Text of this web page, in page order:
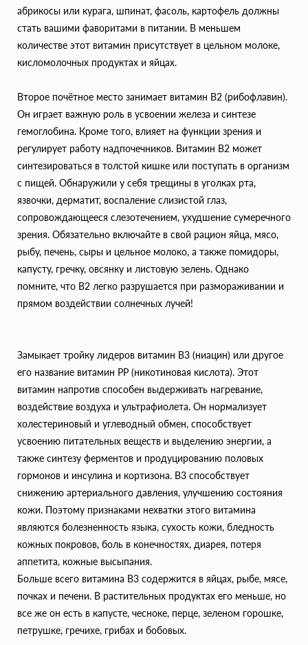
абрикосы или курага, шпинат, фасоль, картофель должны
стать вашими фаворитами в питании. В меньшем
количестве этот витамин присутствует в цельном молоке,
кисломолочных продуктах и яйцах.
Второе почётное место занимает витамин В2 (рибофлавин).
Он играет важную роль в усвоении железа и синтезе
гемоглобина. Кроме того, влияет на функции зрения и
регулирует работу надпочечников. Витамин B2 может
синтезироваться в толстой кишке или поступать в организм
с пищей. Обнаружили у себя трещины в уголках рта,
язвочки, дерматит, воспаление слизистой глаз,
сопровождающееся слезотечением, ухудшение сумеречного
зрения. Обязательно включайте в свой рацион яйца, мясо,
рыбу, печень, сыры и цельное молоко, а также помидоры,
капусту, гречку, овсянку и листовую зелень. Однако
помните, что B2 легко разрушается при размораживании и
прямом воздействии солнечных лучей!
Замыкает тройку лидеров витамин B3 (ниацин) или другое
его название витамин PP (никотиновая кислота). Этот
витамин напротив способен выдерживать нагревание,
воздействие воздуха и ультрафиолета. Он нормализует
холестериновый и углеводный обмен, способствует
усвоению питательных веществ и выделению энергии, а
также синтезу ферментов и продуцированию половых
гормонов и инсулина и кортизона. В3 способствует
снижению артериального давления, улучшению состояния
кожи. Поэтому признаками нехватки этого витамина
являются болезненность языка, сухость кожи, бледность
кожных покровов, боль в конечностях, диарея, потеря
аппетита, кожные высыпания.
Больше всего витамина B3 содержится в яйцах, рыбе, мясе,
почках и печени. В растительных продуктах его меньше, но
все же он есть в капусте, чесноке, перце, зеленом горошке,
петрушке, гречихе, грибах и бобовых.